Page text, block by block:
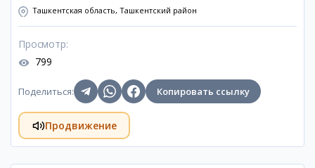
Ташкентская область, Ташкентский район
Просмотр:
799
Поделиться: Копировать ссылку
Продвижение